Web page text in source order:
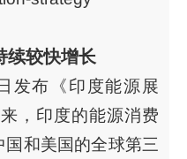
续较快增长
发布《印度能源展
，印度的能源消费
和美国的全球第三